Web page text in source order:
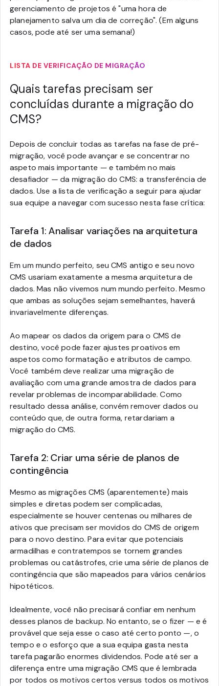
gerenciamento de projetos é "uma hora de
planejamento salva um dia de correção". (Em alguns
casos, pode até ser uma semana!)
LISTA DE VERIFICAÇÃO DE MIGRAÇÃO
Quais tarefas precisam ser
concluídas durante a migração do
CMS?
Depois de concluir todas as tarefas na fase de pré-
migração, você pode avançar e se concentrar no
aspeto mais importante — e também no mais
desafiador — da migração do CMS: a transferência de
dados. Use a lista de verificação a seguir para ajudar
sua equipe a navegar com sucesso nesta fase crítica:
Tarefa 1: Analisar variações na arquitetura
de dados
Em um mundo perfeito, seu CMS antigo e seu novo
CMS usariam exatamente a mesma arquitetura de
dados. Mas não vivemos num mundo perfeito. Mesmo
que ambas as soluções sejam semelhantes, haverá
invariavelmente diferenças.
Ao mapear os dados da origem para o CMS de
destino, você pode fazer ajustes proativos em
aspetos como formatação e atributos de campo.
Você também deve realizar uma migração de
avaliação com uma grande amostra de dados para
revelar problemas de incomparabilidade. Como
resultado dessa análise, convém remover dados ou
conteúdo que, de outra forma, retardariam a
migração do CMS.
Tarefa 2: Criar uma série de planos de
contingência
Mesmo as migrações CMS (aparentemente) mais
simples e diretas podem ser complicadas,
especialmente se houver centenas ou milhares de
ativos que precisam ser movidos do CMS de origem
para o novo destino. Para evitar que potenciais
armadilhas e contratempos se tornem grandes
problemas ou catástrofes, crie uma série de planos de
contingência que são mapeados para vários cenários
hipotéticos.
Idealmente, você não precisará confiar em nenhum
desses planos de backup. No entanto, se o fizer — e é
provável que seja esse o caso até certo ponto —, o
tempo e o esforço que a sua equipa gasta nesta
tarefa pagarão enormes dividendos. Pode até ser a
diferença entre uma migração CMS que é lembrada
por todos os motivos certos versus todos os motivos